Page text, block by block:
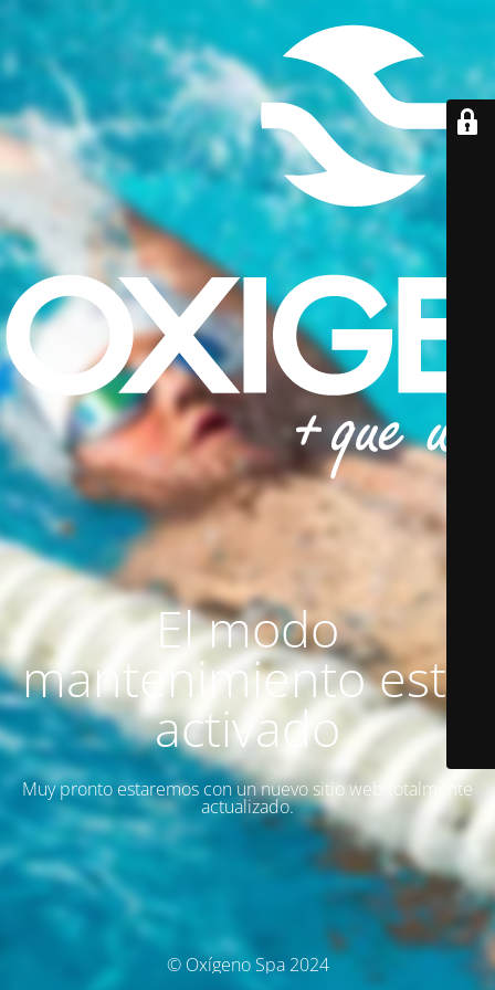
El modo
mantenimiento está
activado
Muy pronto estaremos con un nuevo sitio web totalmente
actualizado.
© Oxígeno Spa 2024